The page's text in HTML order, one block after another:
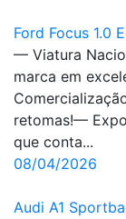
Ford Focus 1.0
— Viatura
marca em
retomas!—
que conta...
08/04/2026
Audi A1